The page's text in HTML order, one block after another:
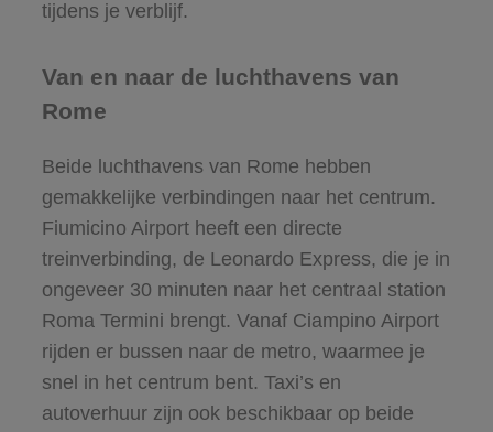
tijdens je verblijf.
Van en naar de luchthavens van
Rome
Beide luchthavens van Rome hebben
gemakkelijke verbindingen naar het centrum.
Fiumicino Airport heeft een directe
treinverbinding, de Leonardo Express, die je in
ongeveer 30 minuten naar het centraal station
Roma Termini brengt. Vanaf Ciampino Airport
rijden er bussen naar de metro, waarmee je
snel in het centrum bent. Taxi’s en
autoverhuur zijn ook beschikbaar op beide